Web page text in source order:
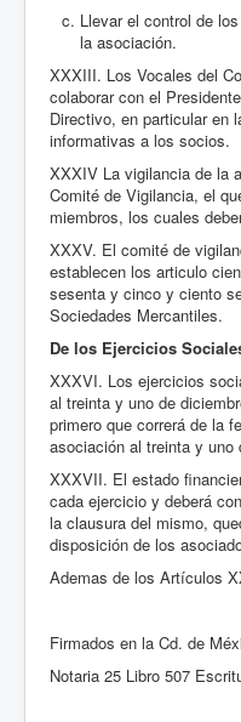
Llevar el control de
la asociación.
XXXIII. Los Vocales del
colaborar con el
Directivo, en particular en
informativas a los socios.
XXXIV La vigilancia de la
Comité de Vigilancia, el
miembros, los cuales
XXXV. El comité de
establecen los articulo
sesenta y cinco y ciento
Sociedades Mercantiles.
De los Ejercicios
XXXVI. Los ejercicios
al treinta y uno de
primero que correrá de la
asociación al treinta y uno
XXXVII. El estado
cada ejercicio y deberá
la clausura del mismo,
disposición de los
Ademas de los Artículos
Firmados en la Cd. de
Notaria 25 Libro 507